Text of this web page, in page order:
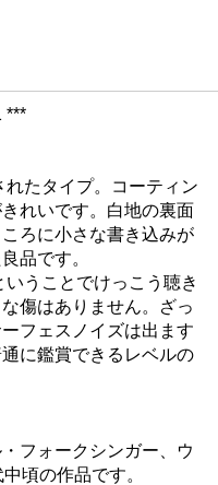
***
たタイプ。コーティン
れいです。白地の裏面
ろに小さな書き込みが
品です。
うことでけっこう聴き
傷はありません。ざっ
フェスノイズは出ます
に鑑賞できるレベルの
フォークシンガー、ウ
頃の作品です。